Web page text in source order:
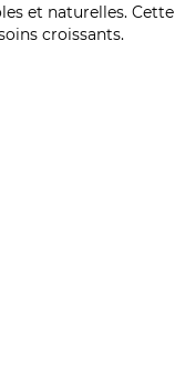
et naturelles. Cette
croissants.